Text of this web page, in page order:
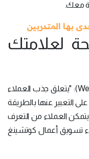
معك.
بها المتدربين
لعلامتك
وفقاً لخبير الكتابة "ويندي وينر" (Wendi Weiner): "يتعلق جذب العملاء
التعبير عنها بالطريقة
العملاء من التعرف
تسويق أعمال كوتشينغ